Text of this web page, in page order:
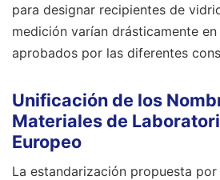
para designar recipientes de
medición varían drásticamente
aprobados por las diferentes
Unificación de los
Materiales de
Europeo
La estandarización propuesta